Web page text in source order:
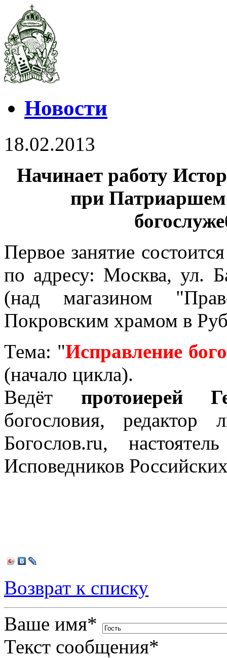
Новости
18.02.2013
Начинает работу
при Патриаршем
Первое занятие
по адресу: Москва, ул.
(над магазином
Покровским храмом в
Тема: "Исправление
(начало цикла).
Ведёт протоиерей
богословия, редактор
Богослов.ru,
Исповедников
Возврат к списку
Ваше имя*
Текст сообщения*